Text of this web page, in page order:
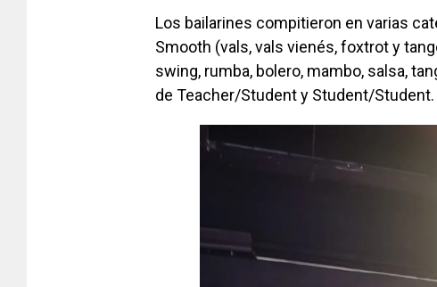
Los bailarines compitieron en varias
Smooth (vals, vals vienés, foxtrot y
swing, rumba, bolero, mambo, salsa,
de Teacher/Student y Student/Student.